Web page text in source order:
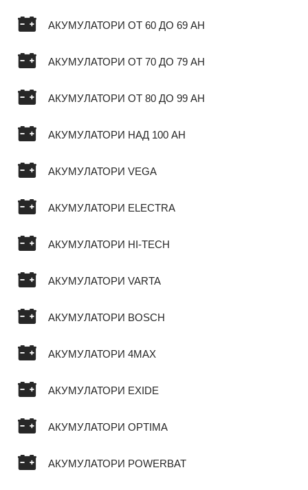
АКУМУЛАТОРИ ОТ 60 ДО 69 AH
АКУМУЛАТОРИ ОТ 70 ДО 79 AH
АКУМУЛАТОРИ ОТ 80 ДО 99 AH
АКУМУЛАТОРИ НАД 100 AH
АКУМУЛАТОРИ VEGA
АКУМУЛАТОРИ ELECTRA
АКУМУЛАТОРИ HI-TECH
АКУМУЛАТОРИ VARTA
АКУМУЛАТОРИ BOSCH
АКУМУЛАТОРИ 4MAX
АКУМУЛАТОРИ EXIDE
АКУМУЛАТОРИ OPTIMA
АКУМУЛАТОРИ POWERBAT